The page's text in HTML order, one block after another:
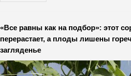
«Все равны как на подбор»: этот
перерастает, а плоды лишены
загляденье